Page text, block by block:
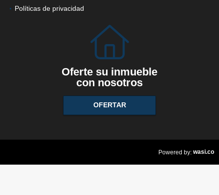
Políticas de privacidad
Oferte su inmueble
con nosotros
OFERTAR
Powered by: wasi.co